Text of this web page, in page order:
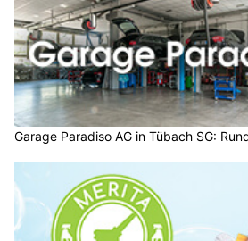
Garage Paradiso AG in Tübach SG: